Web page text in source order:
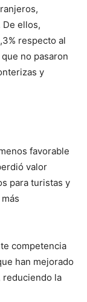
ellos,
respecto al
no pasaron
y
favorable
valor
para turistas y
competencia
han mejorado
la